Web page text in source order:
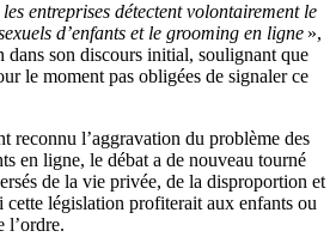
entreprises détectent volontairement le
d’enfants et le grooming en ligne »,
dans son discours initial, soulignant que
le moment pas obligées de signaler ce
reconnu l’aggravation du problème des
en ligne, le débat a de nouveau tourné
de la vie privée, de la disproportion et
cette législation profiterait aux enfants ou
l’ordre.